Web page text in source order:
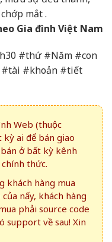
mắt .
Gia đình Việt Nam
#thứ #Năm #con
#khoản #tiết
Web (thuộc
ai để bán giao
ở bất kỳ kênh
chính thức.
khách hàng mua
nấy, khách hàng
phải source code
support về sau! Xin